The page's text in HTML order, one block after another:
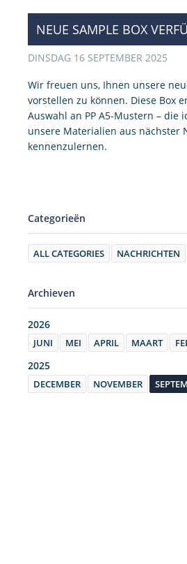
NEUE SAMPLE BOX
DINSDAG 16 SEPTEMBER 2025
Wir freuen uns, Ihnen unsere
vorstellen zu können. Diese Box
Auswahl an PP A5-Mustern – die
unsere Materialien aus nächster
kennenzulernen.
Categorieën
ALL CATEGORIES NACHRICHTEN
Archieven
2026
JUNI MEI APRIL MAART
2025
DECEMBER NOVEMBER